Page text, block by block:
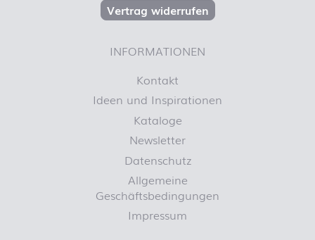
Vertrag widerrufen
INFORMATIONEN
Kontakt
Ideen und Inspirationen
Kataloge
Newsletter
Datenschutz
Allgemeine
Geschäftsbedingungen
Impressum